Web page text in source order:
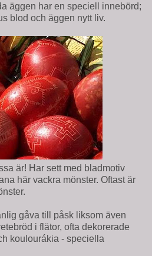
äggen har en speciell innebörd;
blod och äggen nytt liv.
är! Har sett med bladmotiv
här vackra mönster. Oftast är
gåva till påsk liksom även
i flätor, ofta dekorerade
koulourákia - speciella